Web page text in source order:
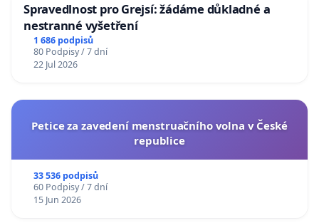
Spravedlnost pro Grejsí: žádáme důkladné a
nestranné vyšetření
1 686 podpisů
80 Podpisy / 7 dní
22 Jul 2026
Petice za zavedení menstruačního volna v České
republice
33 536 podpisů
60 Podpisy / 7 dní
15 Jun 2026